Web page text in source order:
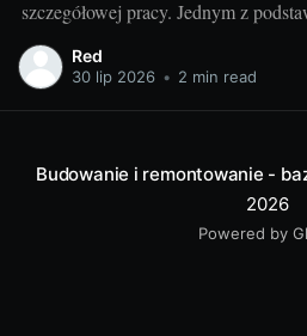
szczegółowej pracy. Jednym z
procesu drukarskiego, niezależnie od
montażowe. Właściwe ich
Red
30 lip 2026 • 2 min read
Budowanie i remontowanie -
2026
Powered by